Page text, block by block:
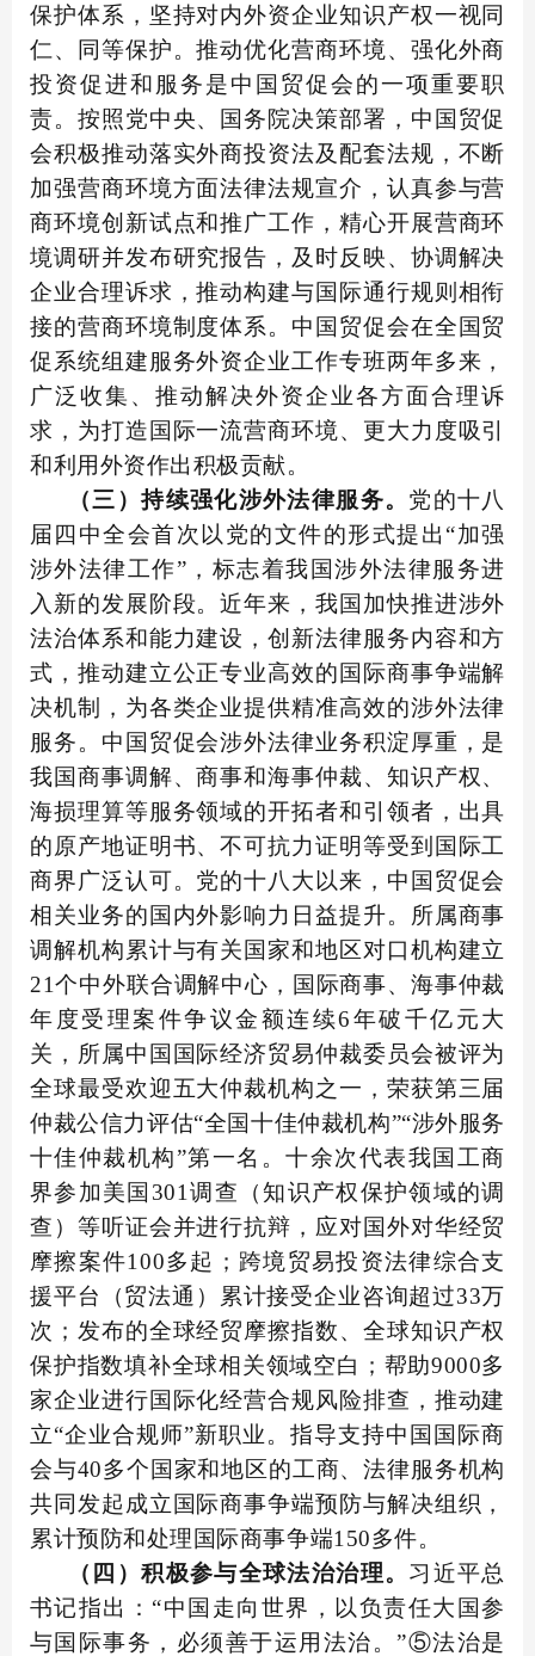
保护体系，坚持对内外资企业知识产权一视同
仁、同等保护。推动优化营商环境、强化外商
投资促进和服务是中国贸促会的一项重要职
责。按照党中央、国务院决策部署，中国贸促
会积极推动落实外商投资法及配套法规，不断
加强营商环境方面法律法规宣介，认真参与营
商环境创新试点和推广工作，精心开展营商环
境调研并发布研究报告，及时反映、协调解决
企业合理诉求，推动构建与国际通行规则相衔
接的营商环境制度体系。中国贸促会在全国贸
促系统组建服务外资企业工作专班两年多来，
广泛收集、推动解决外资企业各方面合理诉
求，为打造国际一流营商环境、更大力度吸引
和利用外资作出积极贡献。
（三）持续强化涉外法律服务。 党的十八
届四中全会首次以党的文件的形式提出“加强
涉外法律工作”，标志着我国涉外法律服务进
入新的发展阶段。近年来，我国加快推进涉外
法治体系和能力建设，创新法律服务内容和方
式，推动建立公正专业高效的国际商事争端解
决机制，为各类企业提供精准高效的涉外法律
服务。中国贸促会涉外法律业务积淀厚重，是
我国商事调解、商事和海事仲裁、知识产权、
海损理算等服务领域的开拓者和引领者，出具
的原产地证明书、不可抗力证明等受到国际工
商界广泛认可。党的十八大以来，中国贸促会
相关业务的国内外影响力日益提升。所属商事
调解机构累计与有关国家和地区对口机构建立
21个中外联合调解中心，国际商事、海事仲裁
年度受理案件争议金额连续6年破千亿元大
关，所属中国国际经济贸易仲裁委员会被评为
全球最受欢迎五大仲裁机构之一，荣获第三届
仲裁公信力评估“全国十佳仲裁机构”“涉外服务
十佳仲裁机构”第一名。十余次代表我国工商
界参加美国301调查（知识产权保护领域的调
查）等听证会并进行抗辩，应对国外对华经贸
摩擦案件100多起；跨境贸易投资法律综合支
援平台（贸法通）累计接受企业咨询超过33万
次；发布的全球经贸摩擦指数、全球知识产权
保护指数填补全球相关领域空白；帮助9000多
家企业进行国际化经营合规风险排查，推动建
立“企业合规师”新职业。指导支持中国国际商
会与40多个国家和地区的工商、法律服务机构
共同发起成立国际商事争端预防与解决组织，
累计预防和处理国际商事争端150多件。
（四）积极参与全球法治治理。 习近平总
书记指出：“中国走向世界，以负责任大国参
与国际事务，必须善于运用法治。”⑤法治是